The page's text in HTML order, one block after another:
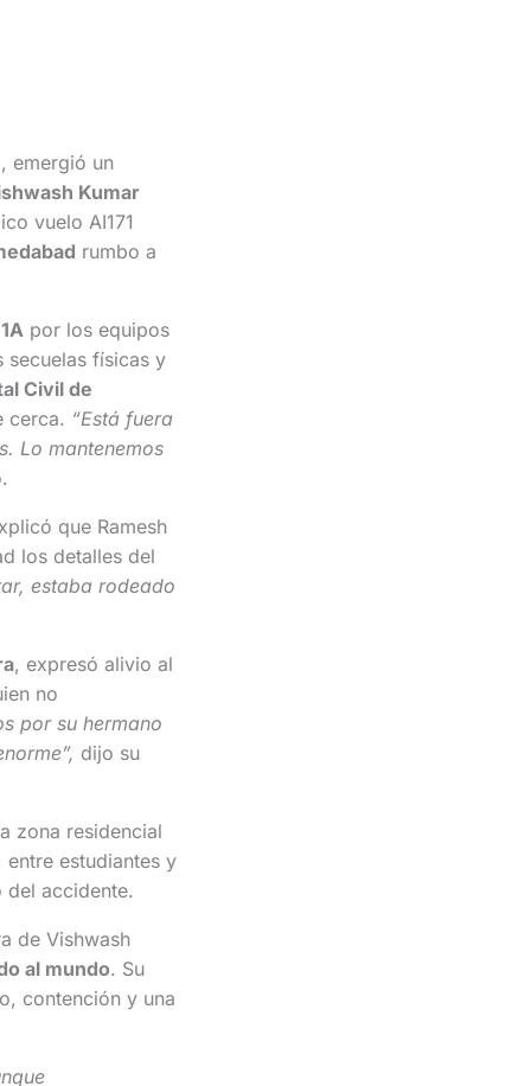
emergió un
Kumar
vuelo AI171
rumbo a
por los equipos
secuelas físicas y
Civil de
cerca. “Está fuera
Lo mantenemos
que Ramesh
los detalles del
estaba rodeado
, expresó alivio al
no
por su hermano
dijo su
zona residencial
entre estudiantes y
del accidente.
de Vishwash
al mundo. Su
contención y una